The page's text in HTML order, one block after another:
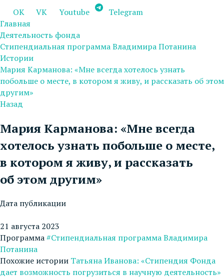
OK
VK Youtube
Telegram
Главная
Деятельность фонда
Стипендиальная программа Владимира Потанина
Истории
Мария Карманова: «Мне всегда хотелось узнать
побольше о месте, в котором я живу, и рассказать об этом
другим»
Назад
Мария Карманова: «Мне всегда
хотелось узнать побольше о месте,
в котором я живу, и рассказать
об этом другим»
Дата публикации
21 августа 2023
Программа#Стипендиальная программа Владимира
Потанина
Похожие истории Татьяна Иванова: «Стипендия Фонда
дает возможность погрузиться в научную деятельность»